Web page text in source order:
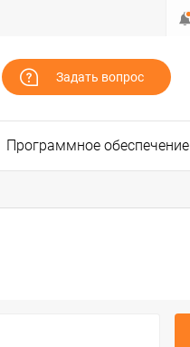
Задать вопрос
Программное обеспечение